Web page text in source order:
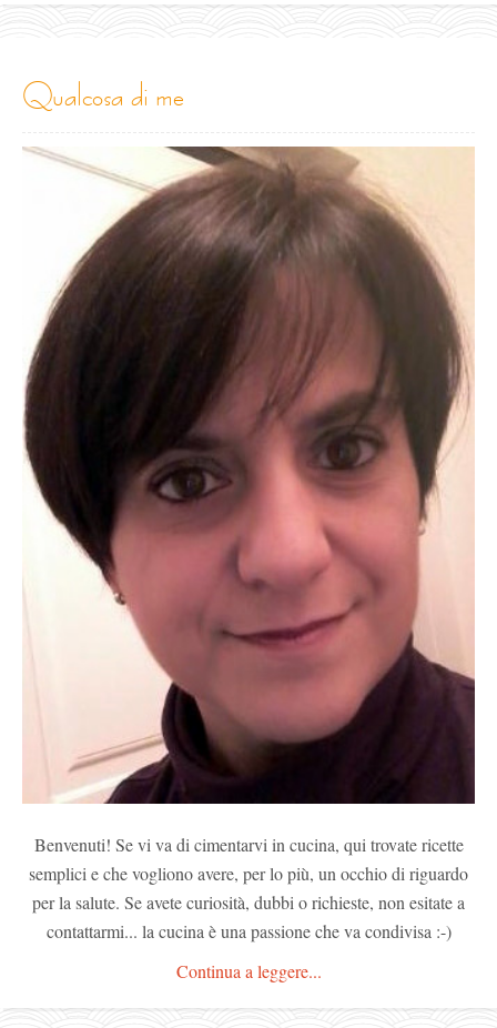
qualcosa di me
Benvenuti! Se vi va di cimentarvi in cucina, qui trovate ricette
semplici e che vogliono avere, per lo più, un occhio di riguardo
per la salute. Se avete curiosità, dubbi o richieste, non esitate a
contattarmi... la cucina è una passione che va condivisa :-)
Continua a leggere...